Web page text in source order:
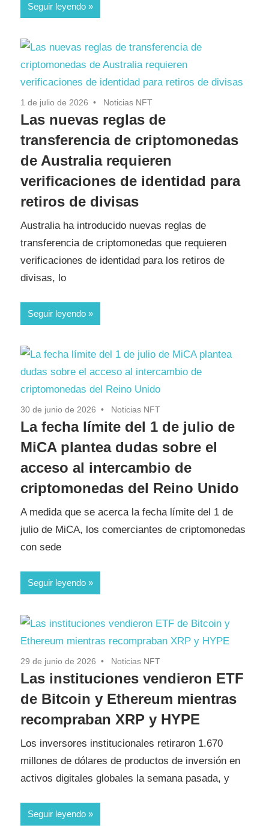
Seguir leyendo
1 de julio de 2026 Noticias NFT
Las nuevas reglas de
transferencia de criptomonedas
de Australia requieren
verificaciones de identidad para
retiros de divisas
Australia ha introducido nuevas reglas de
transferencia de criptomonedas que requieren
verificaciones de identidad para los retiros de
divisas, lo
Seguir leyendo
30 de junio de 2026 Noticias NFT
La fecha límite del 1 de julio de
MiCA plantea dudas sobre el
acceso al intercambio de
criptomonedas del Reino Unido
A medida que se acerca la fecha límite del 1 de
julio de MiCA, los comerciantes de criptomonedas
con sede
Seguir leyendo
29 de junio de 2026 Noticias NFT
Las instituciones vendieron ETF
de Bitcoin y Ethereum mientras
recompraban XRP y HYPE
Los inversores institucionales retiraron 1.670
millones de dólares de productos de inversión en
activos digitales globales la semana pasada, y
Seguir leyendo